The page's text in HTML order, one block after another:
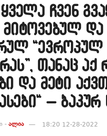
ჩვენ
მიტოვებულ და
“ევროპულ
თანაც აქ
და მეტი
– ბაკურ
- ალია 18:20 12-28-2022